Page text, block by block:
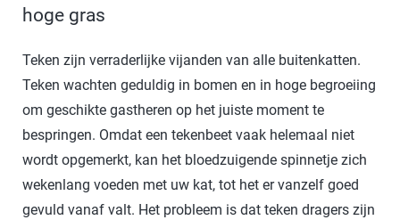
hoge gras
Teken zijn verraderlijke vijanden van alle buitenkatten.
Teken wachten geduldig in bomen en in hoge begroeiing
om geschikte gastheren op het juiste moment te
bespringen. Omdat een tekenbeet vaak helemaal niet
wordt opgemerkt, kan het bloedzuigende spinnetje zich
wekenlang voeden met uw kat, tot het er vanzelf goed
gevuld vanaf valt. Het probleem is dat teken dragers zijn